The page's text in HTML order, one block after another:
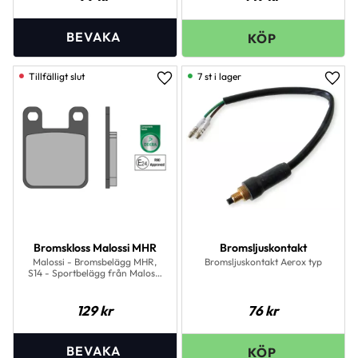
Bromskloss Malossi MHR
Malossi - Bromsbelägg MHR,
S14 - Sportbelägg från Malossi
129kr
Lägg till i favoriter
Bromsljuskontakt
Bromsljuskontakt Aerox typ
76kr
7 st i lager